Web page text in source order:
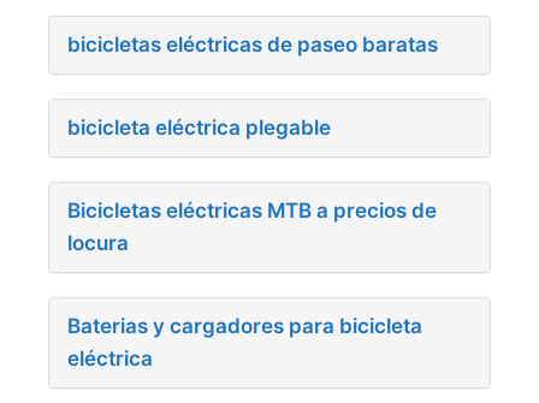
bicicletas eléctricas de paseo baratas
bicicleta eléctrica plegable
Bicicletas eléctricas MTB a precios de
locura
Baterias y cargadores para bicicleta
eléctrica